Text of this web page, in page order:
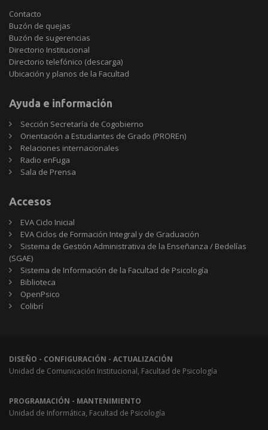
Contacto
Buzón de quejas
Buzón de sugerencias
Directorio Institucional
Directorio telefónico (descarga)
Ubicación y planos de la Facultad
Ayuda e información
Sección Secretaría de Cogobierno
Orientación a Estudiantes de Grado (PROREn)
Relaciones internacionales
Radio enFuga
Sala de Prensa
Accesos
EVA Ciclo Inicial
EVA Ciclos de Formación Integral y de Graduación
Sistema de Gestión Administrativa de la Enseñanza / Bedelías
(SGAE)
Sistema de Información de la Facultad de Psicología
Biblioteca
OpenPsico
Colibrí
DISEÑO - CONFIGURACIÓN - ACTUALIZACIÓN
Unidad de Comunicación Institucional, Facultad de Psicología
PROGRAMACIÓN - MANTENIMIENTO
Unidad de Informática, Facultad de Psicología